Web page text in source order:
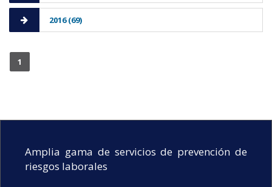
2016 (69)
1
Amplia gama de servicios de prevención de
riesgos laborales